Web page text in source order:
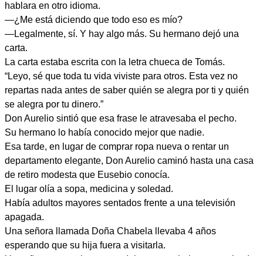
hablara en otro idioma.
—¿Me está diciendo que todo eso es mío?
—Legalmente, sí. Y hay algo más. Su hermano dejó una
carta.
La carta estaba escrita con la letra chueca de Tomás.
“Leyo, sé que toda tu vida viviste para otros. Esta vez no
repartas nada antes de saber quién se alegra por ti y quién
se alegra por tu dinero.”
Don Aurelio sintió que esa frase le atravesaba el pecho.
Su hermano lo había conocido mejor que nadie.
Esa tarde, en lugar de comprar ropa nueva o rentar un
departamento elegante, Don Aurelio caminó hasta una casa
de retiro modesta que Eusebio conocía.
El lugar olía a sopa, medicina y soledad.
Había adultos mayores sentados frente a una televisión
apagada.
Una señora llamada Doña Chabela llevaba 4 años
esperando que su hija fuera a visitarla.